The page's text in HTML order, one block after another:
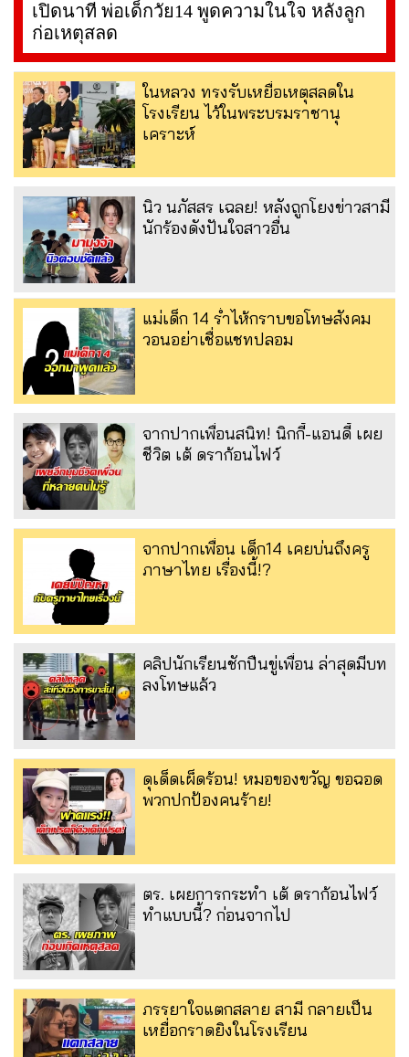
เปิดนาที พ่อเด็กวัย14 พูดความในใจ หลังลูก
ก่อเหตุสลด
ในหลวง ทรงรับเหยื่อเหตุสลดใน
โรงเรียน ไว้ในพระบรมราชานุ
เคราะห์
นิว นภัสสร เฉลย! หลังถูกโยงข่าวสามี
นักร้องดังปันใจสาวอื่น
แม่เด็ก 14 ร่ำไห้กราบขอโทษสังคม
วอนอย่าเชื่อแชทปลอม
จากปากเพื่อนสนิท! นิกกี้-แอนดี้ เผย
ชีวิต เต้ ดราก้อนไฟว์
จากปากเพื่อน เด็ก14 เคยบ่นถึงครู
ภาษาไทย เรื่องนี้!?
คลิปนักเรียนชักปืนขู่เพื่อน ล่าสุดมีบท
ลงโทษแล้ว
ดุเด็ดเผ็ดร้อน! หมอของขวัญ ขอฉอด
พวกปกป้องคนร้าย!
ตร. เผยการกระทำ เต้ ดราก้อนไฟว์
ทำแบบนี้? ก่อนจากไป
ภรรยาใจแตกสลาย สามี กลายเป็น
เหยื่อกราดยิงในโรงเรียน